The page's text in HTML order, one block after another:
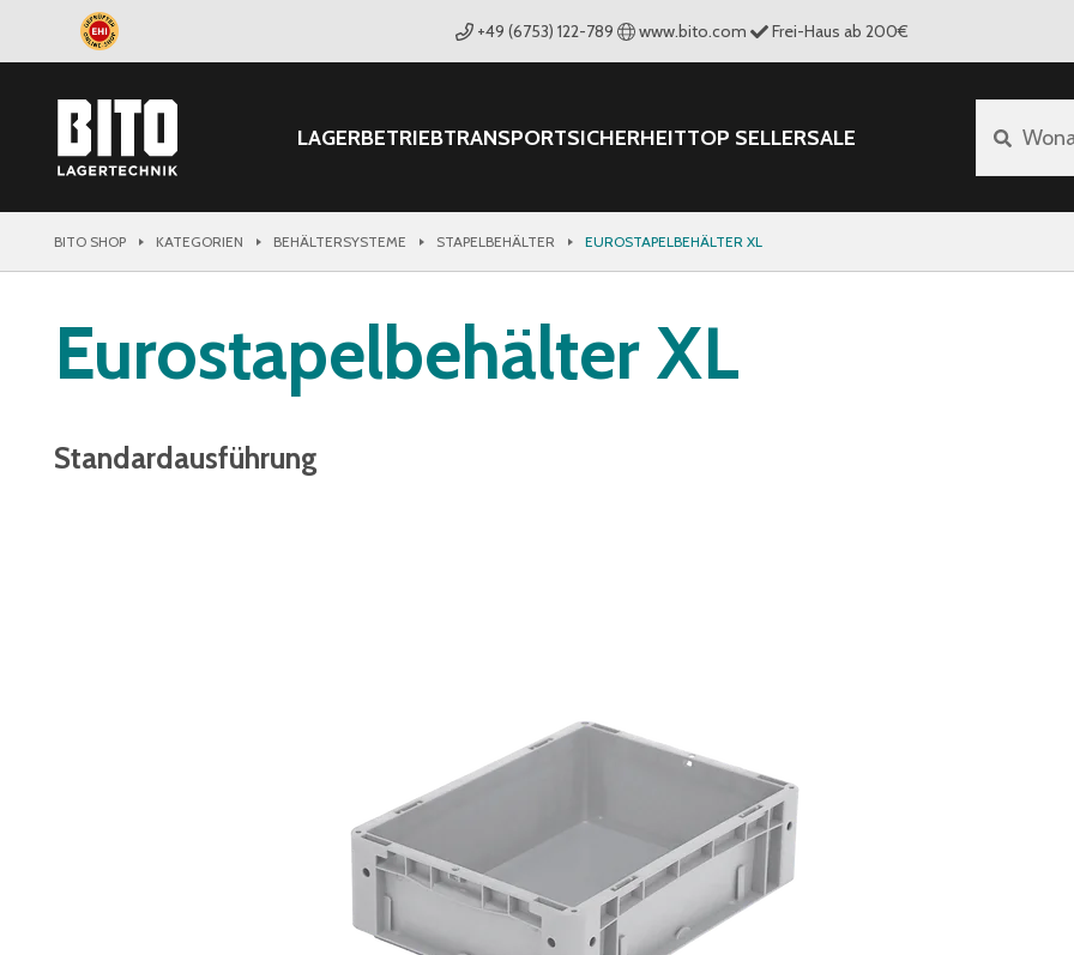
+49 (6753) 122-789 www.bito.com Frei-Haus ab 200€
LAGERBETRIEBTRANSPORTSICHERHEITTOP SELLERSALE
BITO SHOP KATEGORIEN BEHÄLTERSYSTEME STAPELBEHÄLTER EUROSTAPELBEHÄLTER XL
Eurostapelbehälter XL
Standardausführung